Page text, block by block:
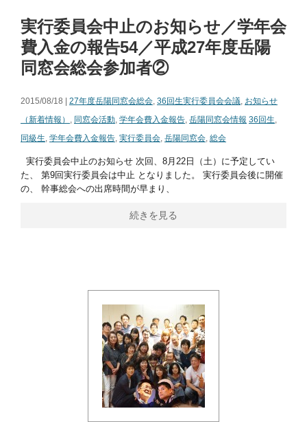
実行委員会中止のお知らせ／学年会
費入金の報告54／平成27年度岳陽
同窓会総会参加者②
2015/08/18 | 27年度岳陽同窓会総会, 36回生実行委員会会議, お知らせ
（新着情報） , 同窓会活動, 学年会費入金報告, 岳陽同窓会情報 36回生,
同級生, 学年会費入金報告, 実行委員会, 岳陽同窓会, 総会
実行委員会中止のお知らせ 次回、8月22日（土）に予定してい
た、 第9回実行委員会は中止 となりました。 実行委員会後に開催
の、 幹事総会への出席時間が早まり、
続きを見る